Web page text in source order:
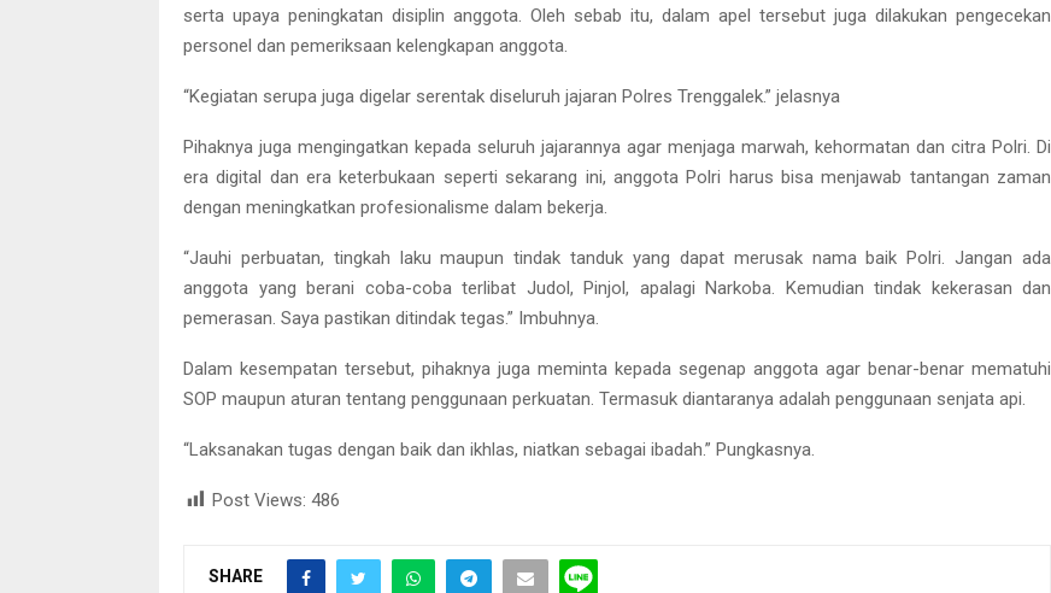
serta upaya peningkatan disiplin anggota. Oleh sebab itu, dalam apel tersebut juga dilakukan pengecekan
personel dan pemeriksaan kelengkapan anggota.
“Kegiatan serupa juga digelar serentak diseluruh jajaran Polres Trenggalek.” jelasnya
Pihaknya juga mengingatkan kepada seluruh jajarannya agar menjaga marwah, kehormatan dan citra Polri. Di
era digital dan era keterbukaan seperti sekarang ini, anggota Polri harus bisa menjawab tantangan zaman
dengan meningkatkan profesionalisme dalam bekerja.
“Jauhi perbuatan, tingkah laku maupun tindak tanduk yang dapat merusak nama baik Polri. Jangan ada
anggota yang berani coba-coba terlibat Judol, Pinjol, apalagi Narkoba. Kemudian tindak kekerasan dan
pemerasan. Saya pastikan ditindak tegas.” Imbuhnya.
Dalam kesempatan tersebut, pihaknya juga meminta kepada segenap anggota agar benar-benar mematuhi
SOP maupun aturan tentang penggunaan perkuatan. Termasuk diantaranya adalah penggunaan senjata api.
“Laksanakan tugas dengan baik dan ikhlas, niatkan sebagai ibadah.” Pungkasnya.
Post Views: 486
SHARE